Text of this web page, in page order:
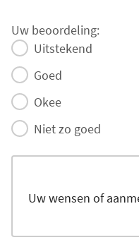
Uw beoordeling:
Uitstekend
Goed
Okee
Niet zo goed
Uw wensen of